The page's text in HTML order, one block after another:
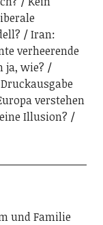
Iran:
verheerende
ja, wie?
Druckausgabe
verstehen
Illusion?
und Familie